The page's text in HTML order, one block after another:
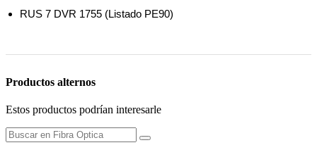
RUS 7 DVR 1755 (Listado PE90)
Productos alternos
Estos productos podrían interesarle